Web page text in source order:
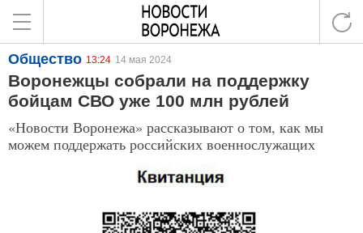
Общество 13:24 14 мая 2024
Воронежцы собрали на поддержку
бойцам СВО уже 100 млн рублей
«Новости Воронежа» рассказывают о том, как мы
можем поддержать российских военнослужащих